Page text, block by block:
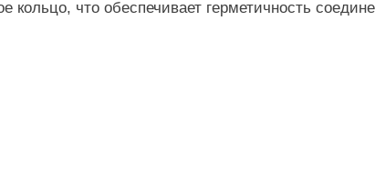
кольцо, что обеспечивает герметичность